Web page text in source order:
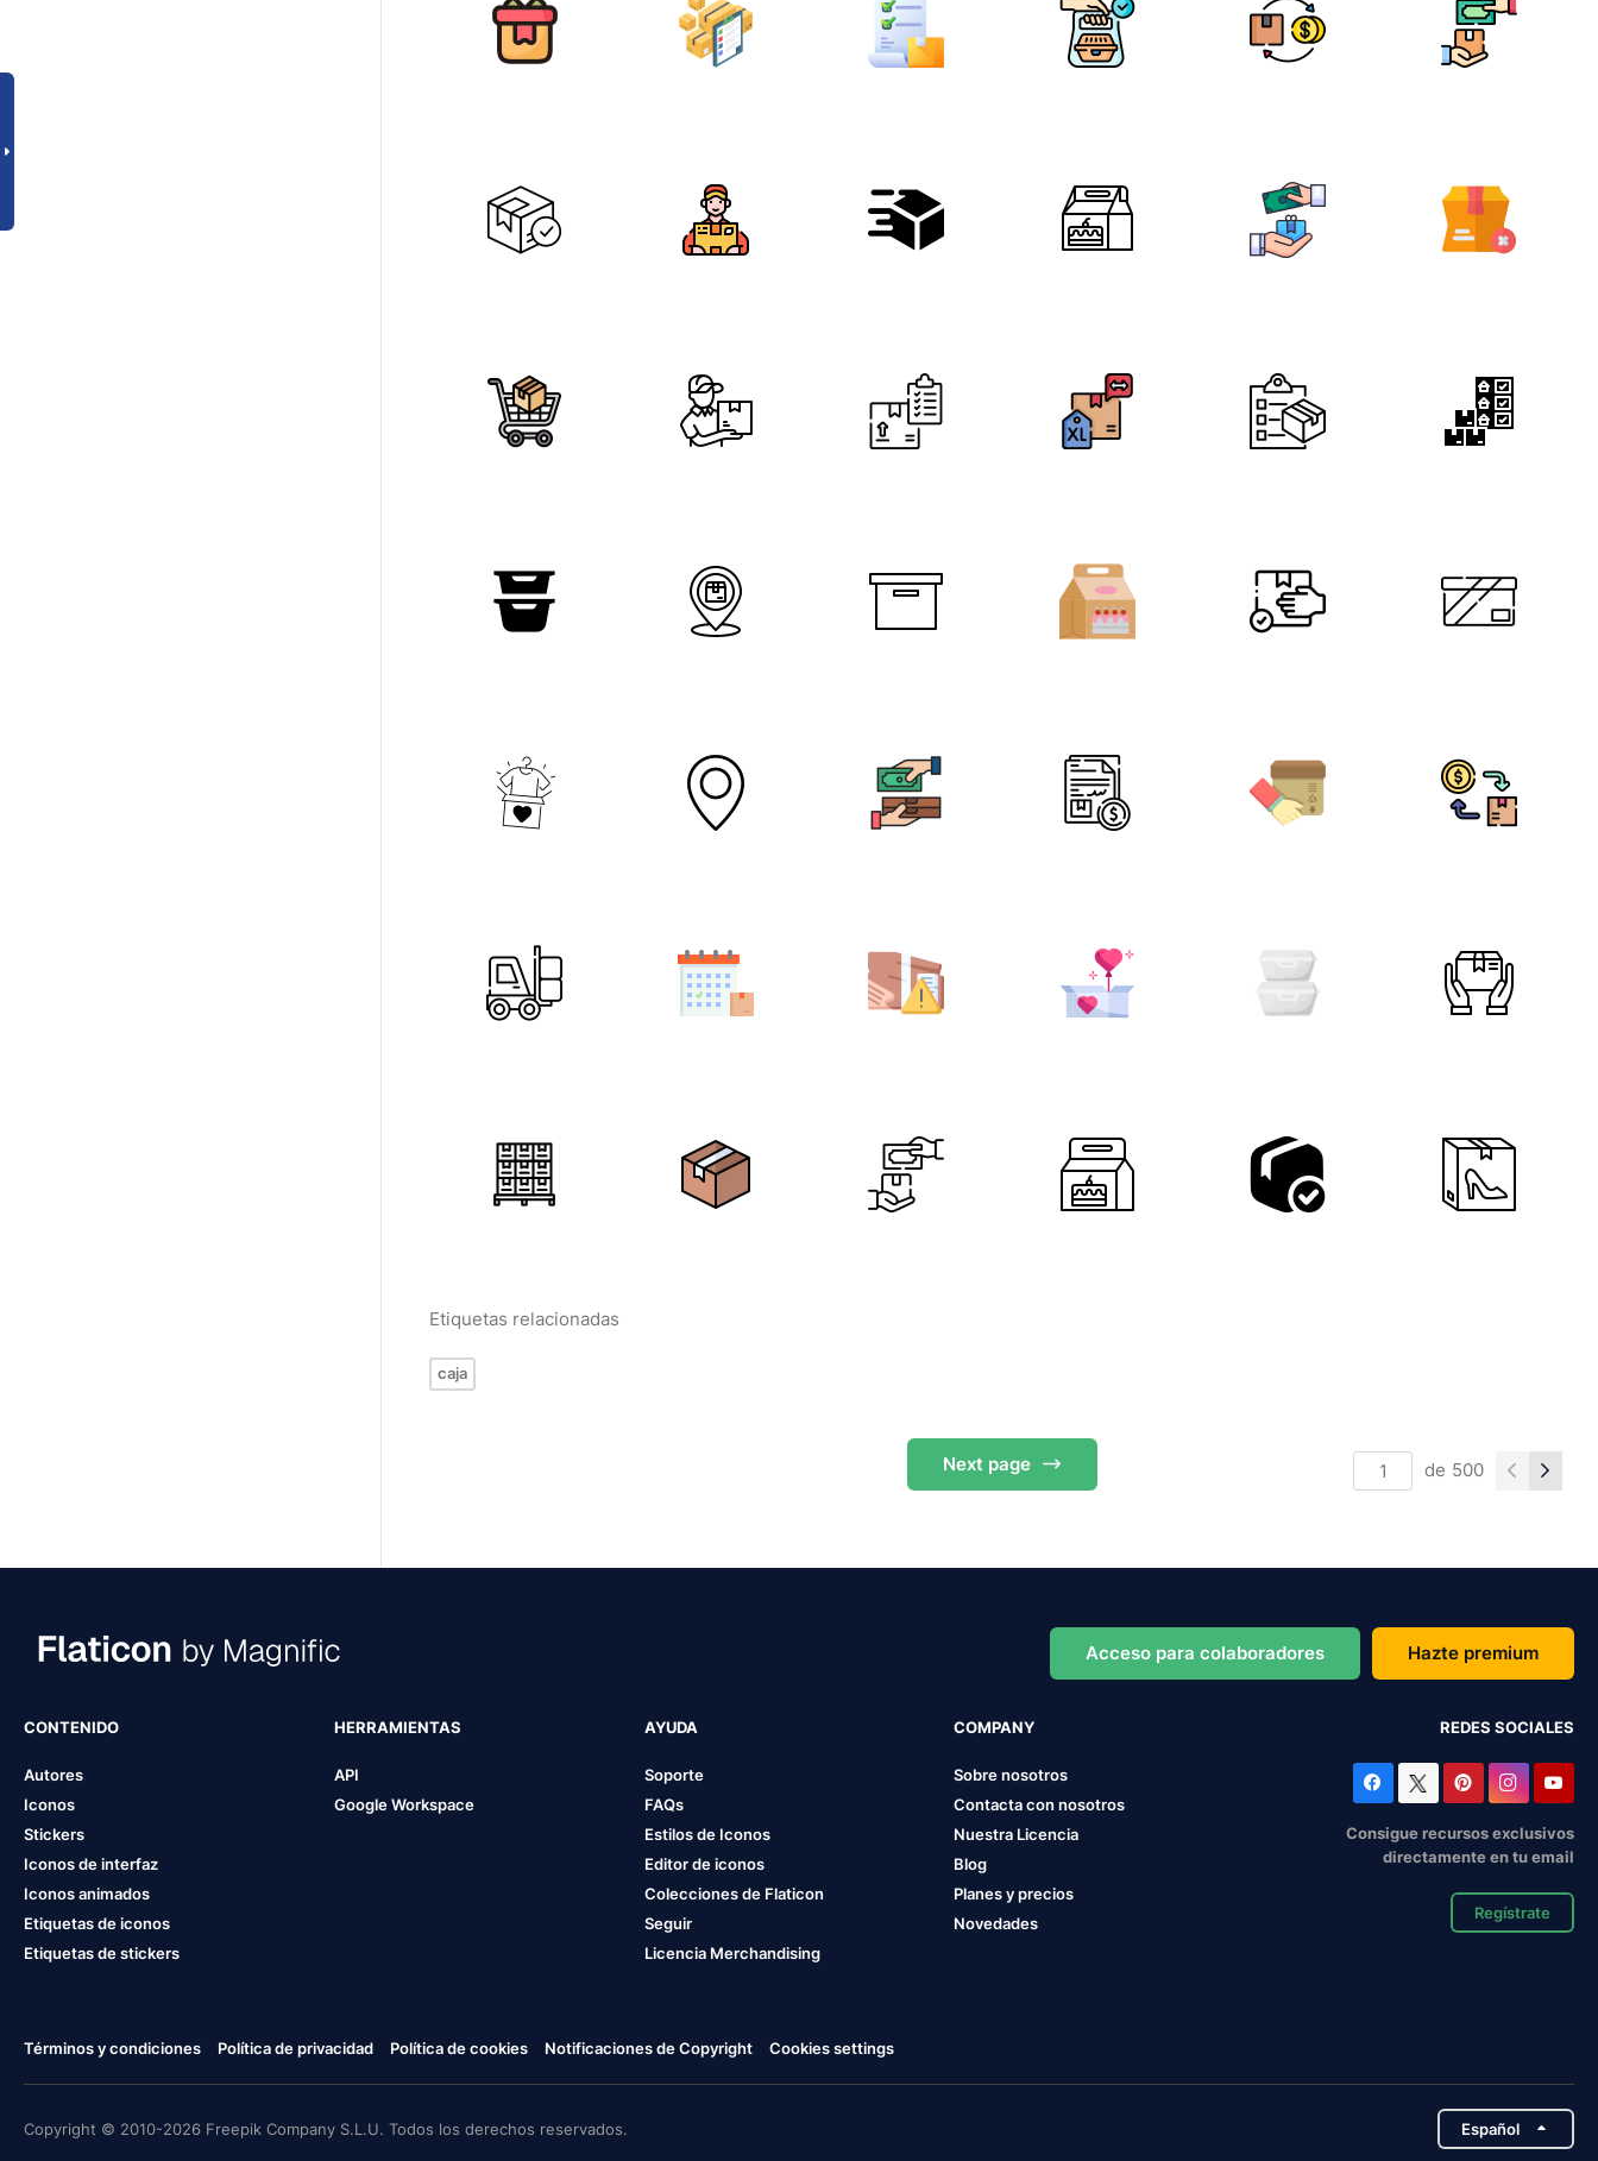
Etiquetas relacionadas
caja
Next page de 500
Acceso para colaboradores Hazte premium
CONTENIDO
Autores
Iconos
Stickers
Iconos de interfaz
Iconos animados
Etiquetas de iconos
Etiquetas de stickers
HERRAMIENTAS
API
Google Workspace
AYUDA
Soporte
FAQs
Estilos de Iconos
Editor de iconos
Colecciones de Flaticon
Seguir
Licencia Merchandising
COMPANY
Sobre nosotros
Contacta con nosotros
Nuestra Licencia
Blog
Planes y precios
Novedades
REDES SOCIALES
Consigue recursos exclusivos
directamente en tu email
Regístrate
Términos y condiciones Política de privacidad Política de cookies Notificaciones de Copyright Cookies settings
Copyright © 2010-2026 Freepik Company S.L.U. Todos los derechos reservados. Español